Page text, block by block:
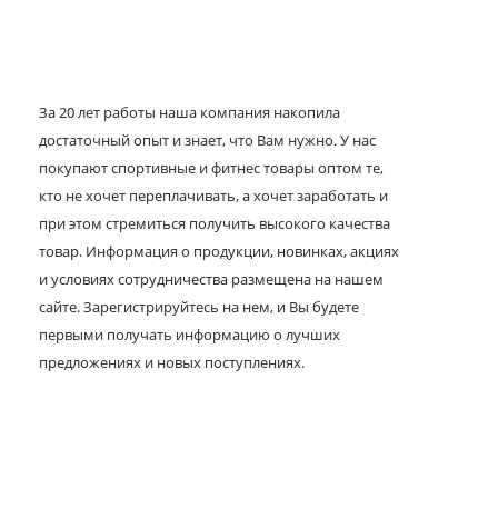
За 20 лет работы наша компания накопила
достаточный опыт и знает, что Вам нужно. У нас
покупают спортивные и фитнес товары оптом те,
кто не хочет переплачивать, а хочет заработать и
при этом стремиться получить высокого качества
товар. Информация о продукции, новинках, акциях
и условиях сотрудничества размещена на нашем
сайте. Зарегистрируйтесь на нем, и Вы будете
первыми получать информацию о лучших
предложениях и новых поступлениях.